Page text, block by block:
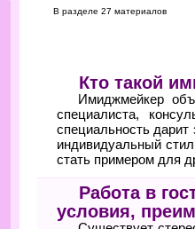
В разделе 27 материалов
Кто такой
Имиджмейкер
специалиста,
специальность дарит
индивидуальный
стать примером для
Работа в
условия,